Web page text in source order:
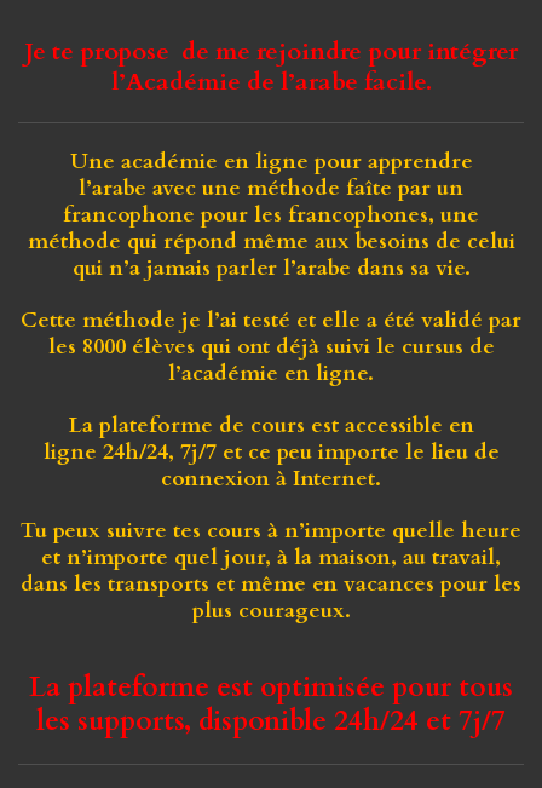
Je te propose de me rejoindre pour intégrer
l’Académie de l’arabe facile.
Une académie en ligne pour apprendre
l’arabe avec une méthode faîte par un
francophone pour les francophones, une
méthode qui répond même aux besoins de celui
qui n’a jamais parler l’arabe dans sa vie.
Cette méthode je l’ai testé et elle a été validé par
les 8000 élèves qui ont déjà suivi le cursus de
l’académie en ligne.
La plateforme de cours est accessible en
ligne 24h/24, 7j/7et ce peu importe le lieu de
connexion à Internet.
Tu peux suivre tes cours à n’importe quelle heure
et n’importe quel jour, à la maison, au travail,
dans les transports et même en vacances pour les
plus courageux.
La plateforme est optimisée pour tous
les supports, disponible 24h/24 et 7j/7